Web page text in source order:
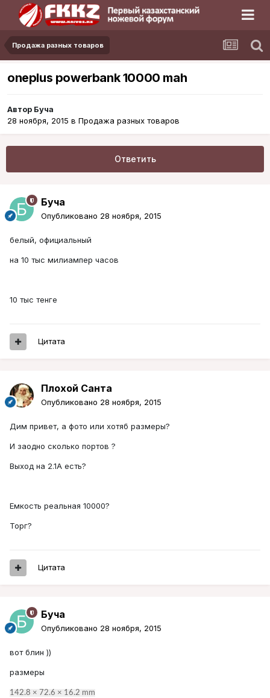
Продажа разных товаров
oneplus powerbank 10000 mah
Автор Буча
28 ноября, 2015 в Продажа разных товаров
Ответить
Буча
Опубликовано 28 ноября, 2015
белый, официальный
на 10 тыс милиампер часов
10 тыс тенге
Цитата
Плохой Санта
Опубликовано 28 ноября, 2015
Дим привет, а фото или хотяб размеры?
И заодно сколько портов ?
Выход на 2.1А есть?
Емкость реальная 10000?
Торг?
Цитата
Буча
Опубликовано 28 ноября, 2015
вот блин ))
размеры
142.8 × 72.6 × 16.2 mm